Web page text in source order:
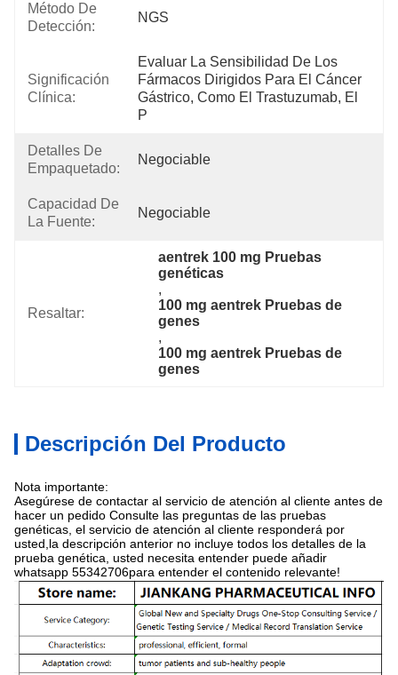
Método De
Detección:
NGS
Significación
Clínica:
Evaluar La Sensibilidad De Los
Fármacos Dirigidos Para El Cáncer
Gástrico, Como El Trastuzumab, El
P
Detalles De
Empaquetado:
Negociable
Capacidad De
La Fuente:
Negociable
Resaltar:
aentrek 100 mg Pruebas
genéticas
,
100 mg aentrek Pruebas de
genes
,
100 mg aentrek Pruebas de
genes
Descripción Del Producto
Nota importante:
Asegúrese de contactar al servicio de atención al cliente antes de
hacer un pedido Consulte las preguntas de las pruebas
genéticas, el servicio de atención al cliente responderá por
usted,la descripción anterior no incluye todos los detalles de la
prueba genética, usted necesita entender puede añadir
whatsapp 55342706para entender el contenido relevante!